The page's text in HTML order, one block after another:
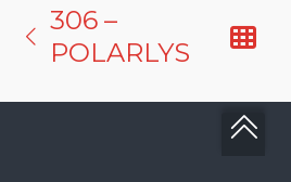
306 –
POLARLYS